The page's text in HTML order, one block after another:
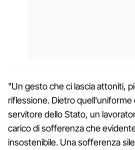
"Un gesto che ci lascia attoniti,
riflessione. Dietro
servitore dello Stato, un
carico di sofferenza che
insostenibile. Una sofferenza